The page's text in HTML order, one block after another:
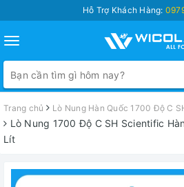
Hỗ Trợ Khách Hàng:
Toggle
navigation
Trang chủ Lò Nung Hàn Quốc 1700 Độ C
Lò Nung 1700 Độ C SH Scientific
Lít